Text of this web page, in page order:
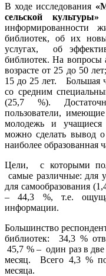
В ходе исследования
сельской культуры»
информированности
библиотек, об их
услугах, об
библиотек. На вопросы
возрасте от 25 до 50
15 до 25 лет. Большая
со средним
(25,7 %).
пользователи,
молодежь и учащиеся
можно сделать вывод
наиболее образованная
Цели, с которыми
самые различные: для
для самообразования
– 44,3 %, т.е.
информации.
Большинство
библиотек: 34,3 %
45,7 % – один раз в
месяц. Всего 4,3 %
месяца.